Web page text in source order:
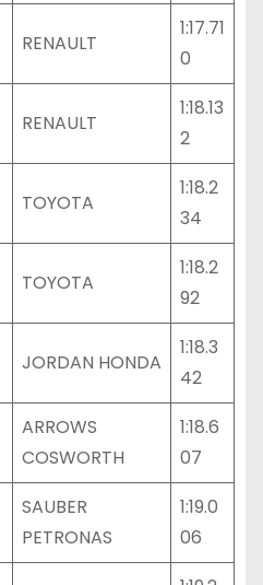
RENAULT
1:17.71
0
RENAULT
1:18.13
2
TOYOTA
1:18.2
34
TOYOTA
1:18.2
92
JORDAN HONDA
1:18.3
42
ARROWS
COSWORTH
1:18.6
07
SAUBER
PETRONAS
1:19.0
06